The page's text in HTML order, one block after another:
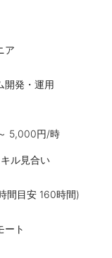
ア
開発・運用
5,000円/時
ル見合い
間目安 160時間)
ート